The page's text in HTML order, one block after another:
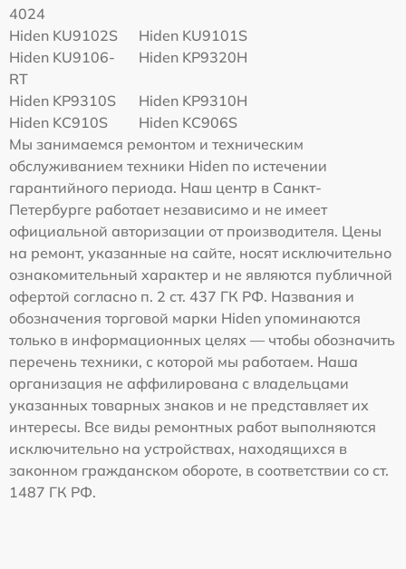
4024
Hiden KU9102S
Hiden KU9101S
Hiden KU9106-
RT
Hiden KP9320H
Hiden KP9310S
Hiden KP9310H
Hiden KC910S
Hiden KC906S
Мы занимаемся ремонтом и техническим
обслуживанием техники Hiden по истечении
гарантийного периода. Наш центр в Санкт-
Петербурге работает независимо и не имеет
официальной авторизации от производителя. Цены
на ремонт, указанные на сайте, носят исключительно
ознакомительный характер и не являются публичной
офертой согласно п. 2 ст. 437 ГК РФ. Названия и
обозначения торговой марки Hiden упоминаются
только в информационных целях — чтобы обозначить
перечень техники, с которой мы работаем. Наша
организация не аффилирована с владельцами
указанных товарных знаков и не представляет их
интересы. Все виды ремонтных работ выполняются
исключительно на устройствах, находящихся в
законном гражданском обороте, в соответствии со ст.
1487 ГК РФ.